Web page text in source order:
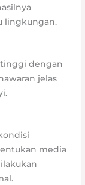
lingkungan.
dengan
jelas
media